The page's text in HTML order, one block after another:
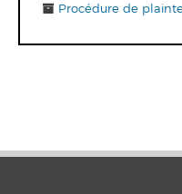
Procédure de